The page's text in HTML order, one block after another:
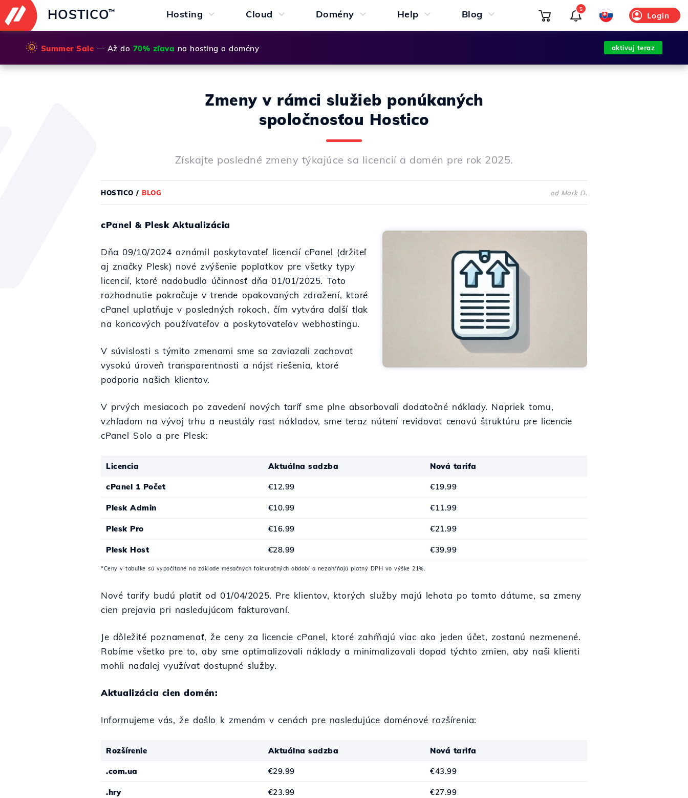
HOSTICO™ Hosting Cloud Domény Help Blog Login
5
🌞 Summer Sale — Až do 70% zľava na hosting a domény aktivuj teraz
Zmeny v rámci služieb ponúkaných
spoločnosťou Hostico
Získajte posledné zmeny týkajúce sa licencií a domén pre rok 2025.
HOSTICO / BLOG od Mark D.
cPanel & Plesk Aktualizácia
Dňa 09/10/2024 oznámil poskytovateľ licencií cPanel (držiteľ
aj značky Plesk) nové zvýšenie poplatkov pre všetky typy
licencií, ktoré nadobudlo účinnosť dňa 01/01/2025. Toto
rozhodnutie pokračuje v trende opakovaných zdražení, ktoré
cPanel uplatňuje v posledných rokoch, čím vytvára ďalší tlak
na koncových používateľov a poskytovateľov webhostingu.
V súvislosti s týmito zmenami sme sa zaviazali zachovať
vysokú úroveň transparentnosti a nájsť riešenia, ktoré
podporia našich klientov.
V prvých mesiacoch po zavedení nových taríf sme plne absorbovali dodatočné náklady. Napriek tomu,
vzhľadom na vývoj trhu a neustály rast nákladov, sme teraz nútení revidovať cenovú štruktúru pre licencie
cPanel Solo a pre Plesk:
Licencia Aktuálna sadzba Nová tarifa
cPanel 1 Počet €12.99 €19.99
Plesk Admin €10.99 €11.99
Plesk Pro €16.99 €21.99
Plesk Host €28.99 €39.99
*Ceny v tabuľke sú vypočítané na základe mesačných fakturačných období a nezahŕňajú platný DPH vo výške 21%.
Nové tarify budú platiť od 01/04/2025. Pre klientov, ktorých služby majú lehota po tomto dátume, sa zmeny
cien prejavia pri nasledujúcom fakturovaní.
Je dôležité poznamenať, že ceny za licencie cPanel, ktoré zahŕňajú viac ako jeden účet, zostanú nezmenené.
Robíme všetko pre to, aby sme optimalizovali náklady a minimalizovali dopad týchto zmien, aby naši klienti
mohli naďalej využívať dostupné služby.
Aktualizácia cien domén:
Informujeme vás, že došlo k zmenám v cenách pre nasledujúce doménové rozšírenia:
Rozšírenie Aktuálna sadzba Nová tarifa
.com.ua €29.99 €43.99
.hry €23.99 €27.99